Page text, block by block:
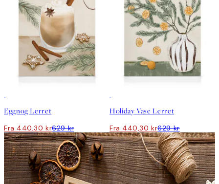
Eggnog Lerret
Fra 440,30 kr629 kr
Holiday Vase Lerret
Fra 440,30 kr629 kr